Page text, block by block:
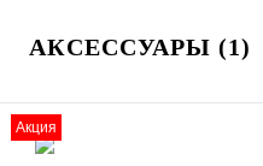
АКСЕССУАРЫ (1)
Акция